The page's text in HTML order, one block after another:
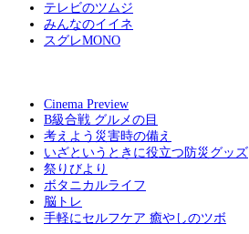
テレビのツムジ
みんなのイイネ
スグレMONO
Cinema Preview
B級合戦 グルメの目
考えよう災害時の備え
いざというときに役立つ防災グッズ
祭りびより
ボタニカルライフ
脳トレ
手軽にセルフケア 癒やしのツボ